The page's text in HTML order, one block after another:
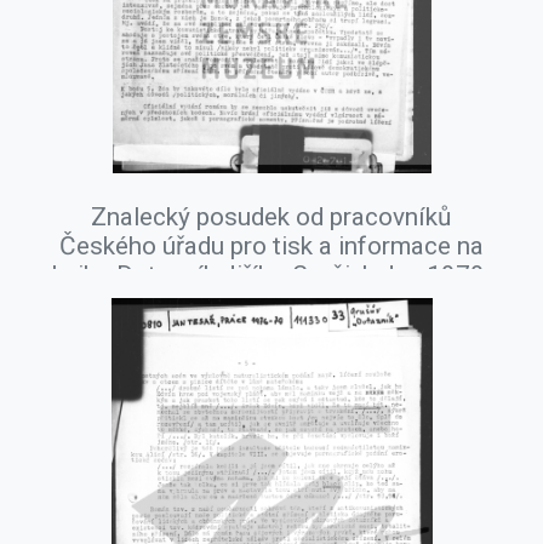
Znalecký posudek od pracovníků
Českého úřadu pro tisk a informace na
knihu Dotazník Jiřího Gruši, leden 1979.